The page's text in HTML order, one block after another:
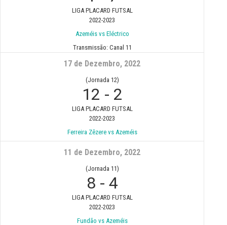
LIGA PLACARD FUTSAL
2022-2023
Azeméis vs Eléctrico
Transmissão:Canal 11
17 de Dezembro, 2022
(Jornada 12)
12 - 2
LIGA PLACARD FUTSAL
2022-2023
Ferreira Zêzere vs Azeméis
11 de Dezembro, 2022
(Jornada 11)
8 - 4
LIGA PLACARD FUTSAL
2022-2023
Fundão vs Azeméis